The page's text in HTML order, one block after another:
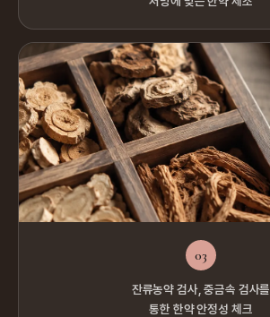
03
잔류농약 검사, 중금속 검사를
통한 한약 안정성 체크